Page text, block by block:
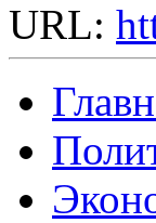
URL: